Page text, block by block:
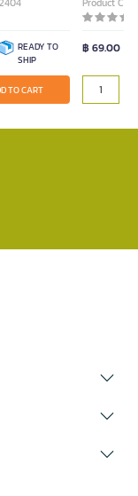
READY TO
SHIP
TO CART
฿ 69.00